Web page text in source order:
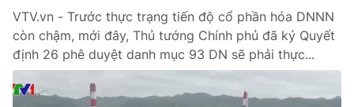
VTV.vn - Trước thực trạng tiến độ cổ phần hóa DNNN
còn chậm, mới đây, Thủ tướng Chính phủ đã ký Quyết
định 26 phê duyệt danh mục 93 DN sẽ phải thực...